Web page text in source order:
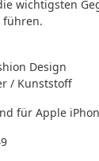
wichtigsten
führen.
Design
/ Kunststoff
für Apple